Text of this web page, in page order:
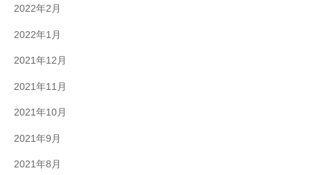
2022年2月
2022年1月
2021年12月
2021年11月
2021年10月
2021年9月
2021年8月